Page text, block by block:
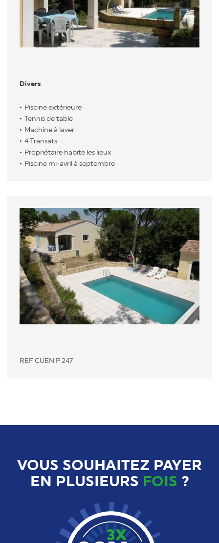
Divers
Piscine extérieure
Tennis de table
Machine à laver
4 Transats
Propriétaire habite les lieux
Piscine mi-avril à septembre
REF CUEN P 247
VOUS SOUHAITEZ PAYER
EN PLUSIEURS FOIS ?